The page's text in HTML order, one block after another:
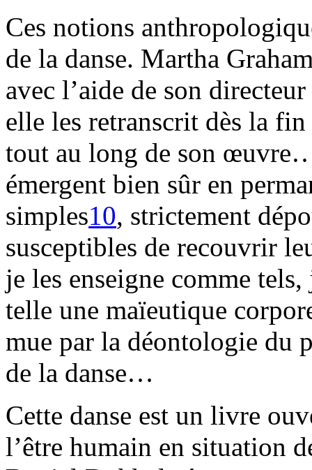
Ces notions
de la danse. Martha
avec l’aide de son
elle les retranscrit dès la
tout au long de son
émergent bien sûr en
simples10, strictement
susceptibles de recouvrir
je les enseigne comme
telle une maïeutique
mue par la déontologie du
de la danse…
Cette danse est un livre
l’être humain en situation